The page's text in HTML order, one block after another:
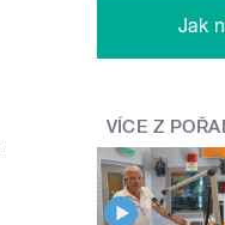
Jak
VÍCE Z